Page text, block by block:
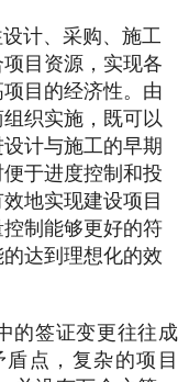
计、采购、施工
目资源，实现各
目的经济性。由
织实施，既可以
计与施工的早期
于进度控制和投
地实现建设项目
制能够更好的符
达到理想化的效
的签证变更往往成
点，复杂的项目